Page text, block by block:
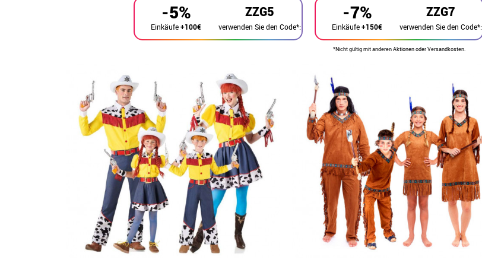
-5%
Einkäufe+100€
ZZG5
verwenden Sie den Code*:
-7%
Einkäufe+150€
ZZG7
verwenden Sie den Code*:
*Nicht gültig mit anderen Aktionen oder Versandkosten.